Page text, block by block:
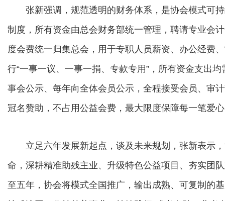
张新强调，规范透明的财务体系，是协会模式可持
制度，所有资金由总会财务部统一管理，聘请专业会
度会费统一归集总会，用于专职人员薪资、办公经费
行“一事一议、一事一捐、专款专用”，所有资金支出
事会公示、每年向全体会员公示，全程接受会员、审
冠名赞助，不占用公益会费，最大限度保障每一笔爱
立足六年发展新起点，谈及未来规划，张新表示，
命，深耕精准助残主业、升级特色公益项目、夯实团
至五年，协会将模式全国推广，输出成熟、可复制的